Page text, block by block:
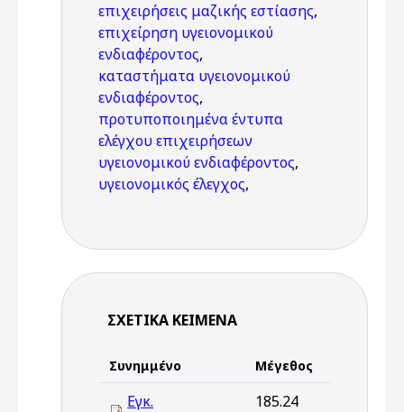
επιχειρήσεις μαζικής εστίασης,
επιχείρηση υγειονομικού
ενδιαφέροντος,
καταστήματα υγειονομικού
ενδιαφέροντος,
προτυποποιημένα έντυπα
ελέγχου επιχειρήσεων
υγειονομικού ενδιαφέροντος,
υγειονομικός έλεγχος,
ΣΧΕΤΙΚΆ ΚΕΊΜΕΝΑ
Συνημμένο Μέγεθος
Εγκ.
185.24